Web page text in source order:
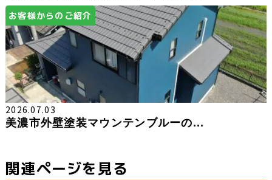
お客様からのご紹介
2026.07.03
美濃市外壁塗装マウンテンブルーの...
関連ページを見る